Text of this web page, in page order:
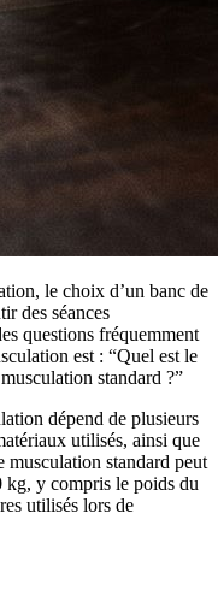
le choix d’un banc de
des séances
questions fréquemment
est : “Quel est le
standard ?”
dépend de plusieurs
utilisés, ainsi que
musculation standard peut
kg, y compris le poids du
utilisés lors de